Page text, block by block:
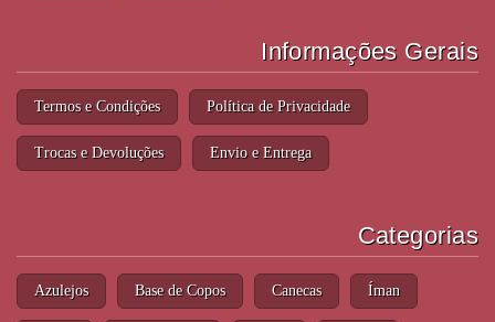
Informações Gerais
Termos e Condições Política de Privacidade
Trocas e Devoluções Envio e Entrega
Categorias
Azulejos Base de Copos Canecas Íman